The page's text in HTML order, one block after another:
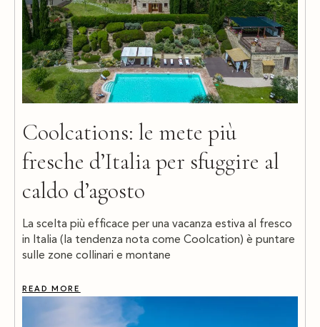
Coolcations: le mete più
fresche d’Italia per sfuggire al
caldo d’agosto
La scelta più efficace per una vacanza estiva al fresco
in Italia (la tendenza nota come Coolcation) è puntare
sulle zone collinari e montane
READ MORE